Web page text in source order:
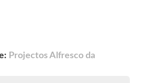
Projectos Alfresco da